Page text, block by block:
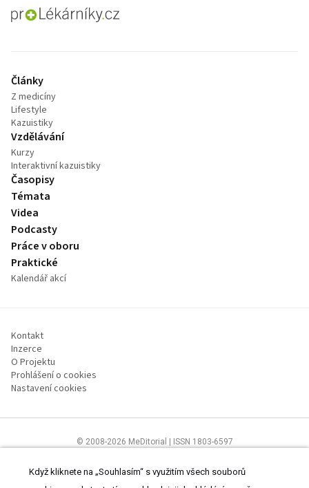
proLékaře.cz
Články
Z medicíny
Lifestyle
Kazuistiky
Vzdělávání
Kurzy
Interaktivní kazuistiky
Časopisy
Témata
Videa
Podcasty
Práce v oboru
Praktické
Kalendář akcí
Kontakt
Inzerce
O Projektu
Prohlášení o cookies
Nastavení cookies
© 2008-2026 MeDitorial | ISSN 1803-6597
Čtěte prohlášeníaZásady zpracování osobních údajů
Když kliknete na „Souhlasím“ s využitím všech souborů